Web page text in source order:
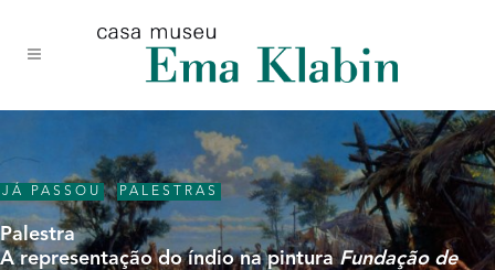
conteúdo
navegação
site
JÁ PASSOU , PALESTRAS
Palestra
A representação do índio na pinturaFundação de